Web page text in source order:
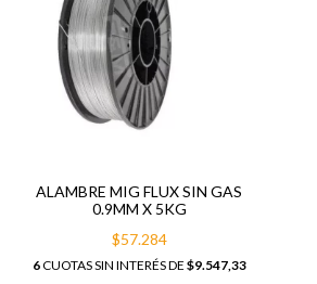
ALAMBRE MIG FLUX SIN GAS
0.9MM X 5KG
$57.284
6CUOTAS SIN INTERÉS DE $9.547,33